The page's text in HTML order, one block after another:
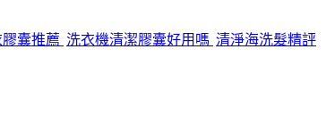
囊推薦 洗衣機清潔膠囊好用嗎 清淨海洗髮精評